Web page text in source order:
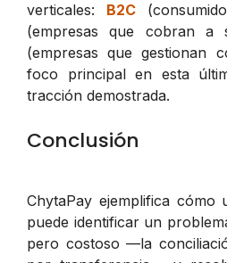
verticales: B2C
(empresas que cobran a
(empresas que gestionan
foco principal en esta
tracción demostrada.
Conclusión
ChytaPay ejemplifica cómo
puede identificar un
pero costoso —la